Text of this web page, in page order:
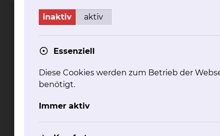
Radiologie & Nuklearmedizin
inaktiv aktiv
Essenziell
Diese Cookies werden zum Betrieb der
benötigt.
Immer aktiv